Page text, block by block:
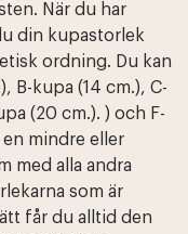
När du har
din kupastorlek
ordning. Du kan
B-kupa (14 cm.), C-
(20 cm.). ) och F-
en mindre eller
med alla andra
som är
får du alltid den